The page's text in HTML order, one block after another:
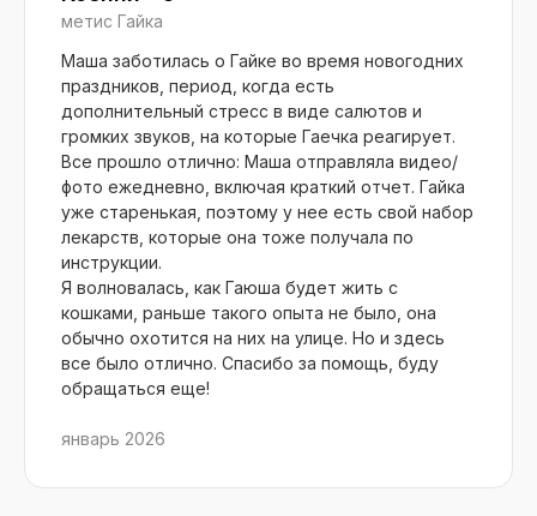
метис Гайка
Маша заботилась о Гайке во время новогодних
праздников, период, когда есть
дополнительный стресс в виде салютов и
громких звуков, на которые Гаечка реагирует.
Все прошло отлично: Маша отправляла видео/
фото ежедневно, включая краткий отчет. Гайка
уже старенькая, поэтому у нее есть свой набор
лекарств, которые она тоже получала по
инструкции.
Я волновалась, как Гаюша будет жить с
кошками, раньше такого опыта не было, она
обычно охотится на них на улице. Но и здесь
все было отлично. Спасибо за помощь, буду
обращаться еще!
январь 2026